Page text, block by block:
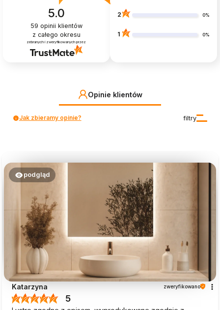
5.0
59 opinii klientów
z całego okresu
zebranych i zweryfikowanych przez
2 0%
1 0%
Opinie klientów
filtry
Jak zbieramy opinie?
podgląd
Katarzyna zweryfikowano
5